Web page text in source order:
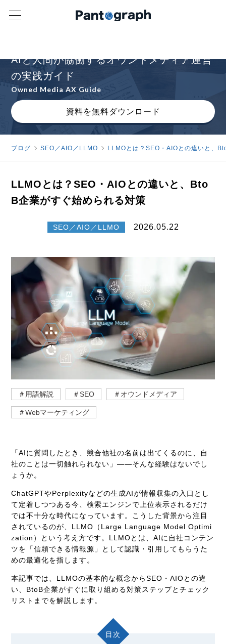
AIと人間が協働するオウンドメディア運営
の実践ガイド
Owned Media AX Guide
資料を無料ダウンロード
ブログ SEO／AIO／LLMO LLMOとは？SEO・AIOとの違いと、
LLMOとは？SEO・AIOとの違いと、Bto
B企業がすぐ始められる対策
SEO／AIO／LLMO 2026.05.22
＃用語解説 ＃SEO ＃オウンドメディア
＃Webマーケティング
「AIに質問したとき、競合他社の名前は出てくるのに、自
社のことは一切触れられない」——そんな経験はないでし
ょうか。
ChatGPTやPerplexityなどの生成AIが情報収集の入口とし
て定着しつつある今、検索エンジンで上位表示されるだけ
では不十分な時代になっています。こうした背景から注目
されているのが、LLMO（Large Language Model Optimi
zation）という考え方です。LLMOとは、AIに自社コンテン
ツを「信頼できる情報源」として認識・引用してもらうた
めの最適化を指します。
本記事では、LLMOの基本的な概念からSEO・AIOとの違
い、BtoB企業がすぐに取り組める対策ステップとチェック
リストまでを解説します。
目次